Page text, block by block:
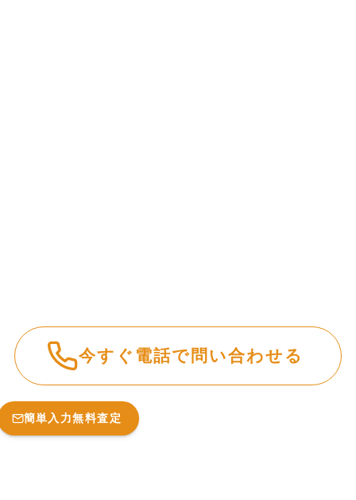
今すぐ電話で問い合わせる
簡単入力無料査定